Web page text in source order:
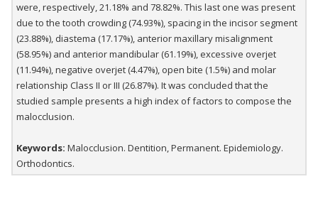
were, respectively, 21.18% and 78.82%. This last one was present
due to the tooth crowding (74.93%), spacing in the incisor segment
(23.88%), diastema (17.17%), anterior maxillary misalignment
(58.95%) and anterior mandibular (61.19%), excessive overjet
(11.94%), negative overjet (4.47%), open bite (1.5%) and molar
relationship Class II or III (26.87%). It was concluded that the
studied sample presents a high index of factors to compose the
malocclusion.
Keywords: Malocclusion. Dentition, Permanent. Epidemiology.
Orthodontics.